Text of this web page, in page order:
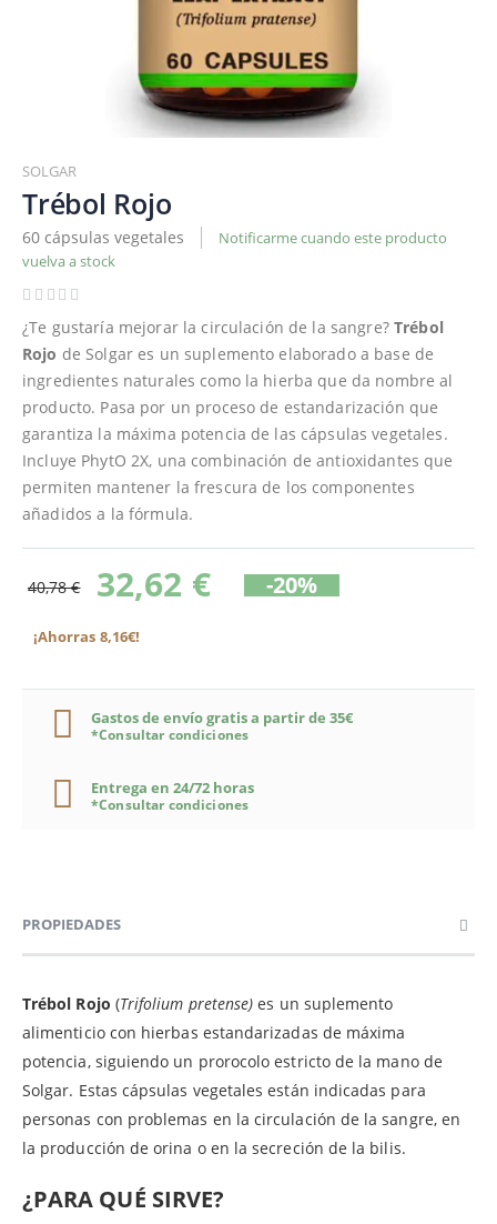
al
comienzo
de
la
galería
de
SOLGAR
Trébol Rojo
60 cápsulas vegetales
Notificarme cuando este producto
vuelva a stock
¿Te gustaría mejorar la circulación de la sangre? Trébol
Rojo de Solgar es un suplemento elaborado a base de
ingredientes naturales como la hierba que da nombre al
producto. Pasa por un proceso de estandarización que
garantiza la máxima potencia de las cápsulas vegetales.
Incluye PhytO 2X, una combinación de antioxidantes que
permiten mantener la frescura de los componentes
añadidos a la fórmula.
40,78 € 32,62 € -20%
¡Ahorras 8,16€!
Gastos de envío gratis a partir de 35€
*Consultar condiciones
Entrega en 24/72 horas
*Consultar condiciones
PROPIEDADES
Trébol Rojo (Trifolium pretense)es un suplemento
alimenticio con hierbas estandarizadas de máxima
potencia, siguiendo un prorocolo estricto de la mano de
Solgar. Estas cápsulas vegetales están indicadas para
personas con problemas en la circulación de la sangre, en
la producción de orina o en la secreción de la bilis.
¿PARA QUÉ SIRVE?